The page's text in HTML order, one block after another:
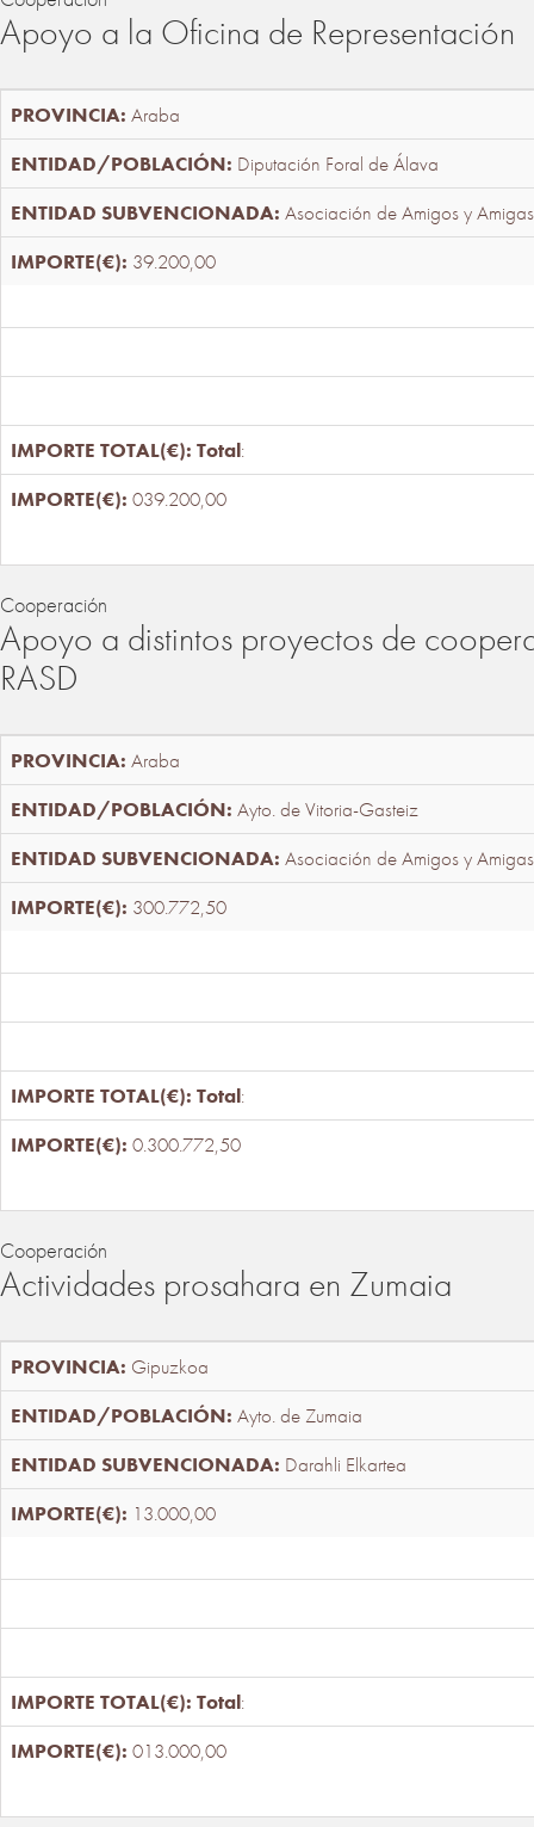
Apoyo a la Oficina de Representación
Araba
Diputación Foral de Álava
Asociación de Amigos y
39.200,00
Total:
039.200,00
Cooperación
Apoyo a distintos proyectos de
RASD
Araba
Ayto. de Vitoria-Gasteiz
Asociación de Amigos y
300.772,50
Total:
0.300.772,50
Cooperación
Actividades prosahara en Zumaia
Gipuzkoa
Ayto. de Zumaia
Darahli Elkartea
13.000,00
Total:
013.000,00